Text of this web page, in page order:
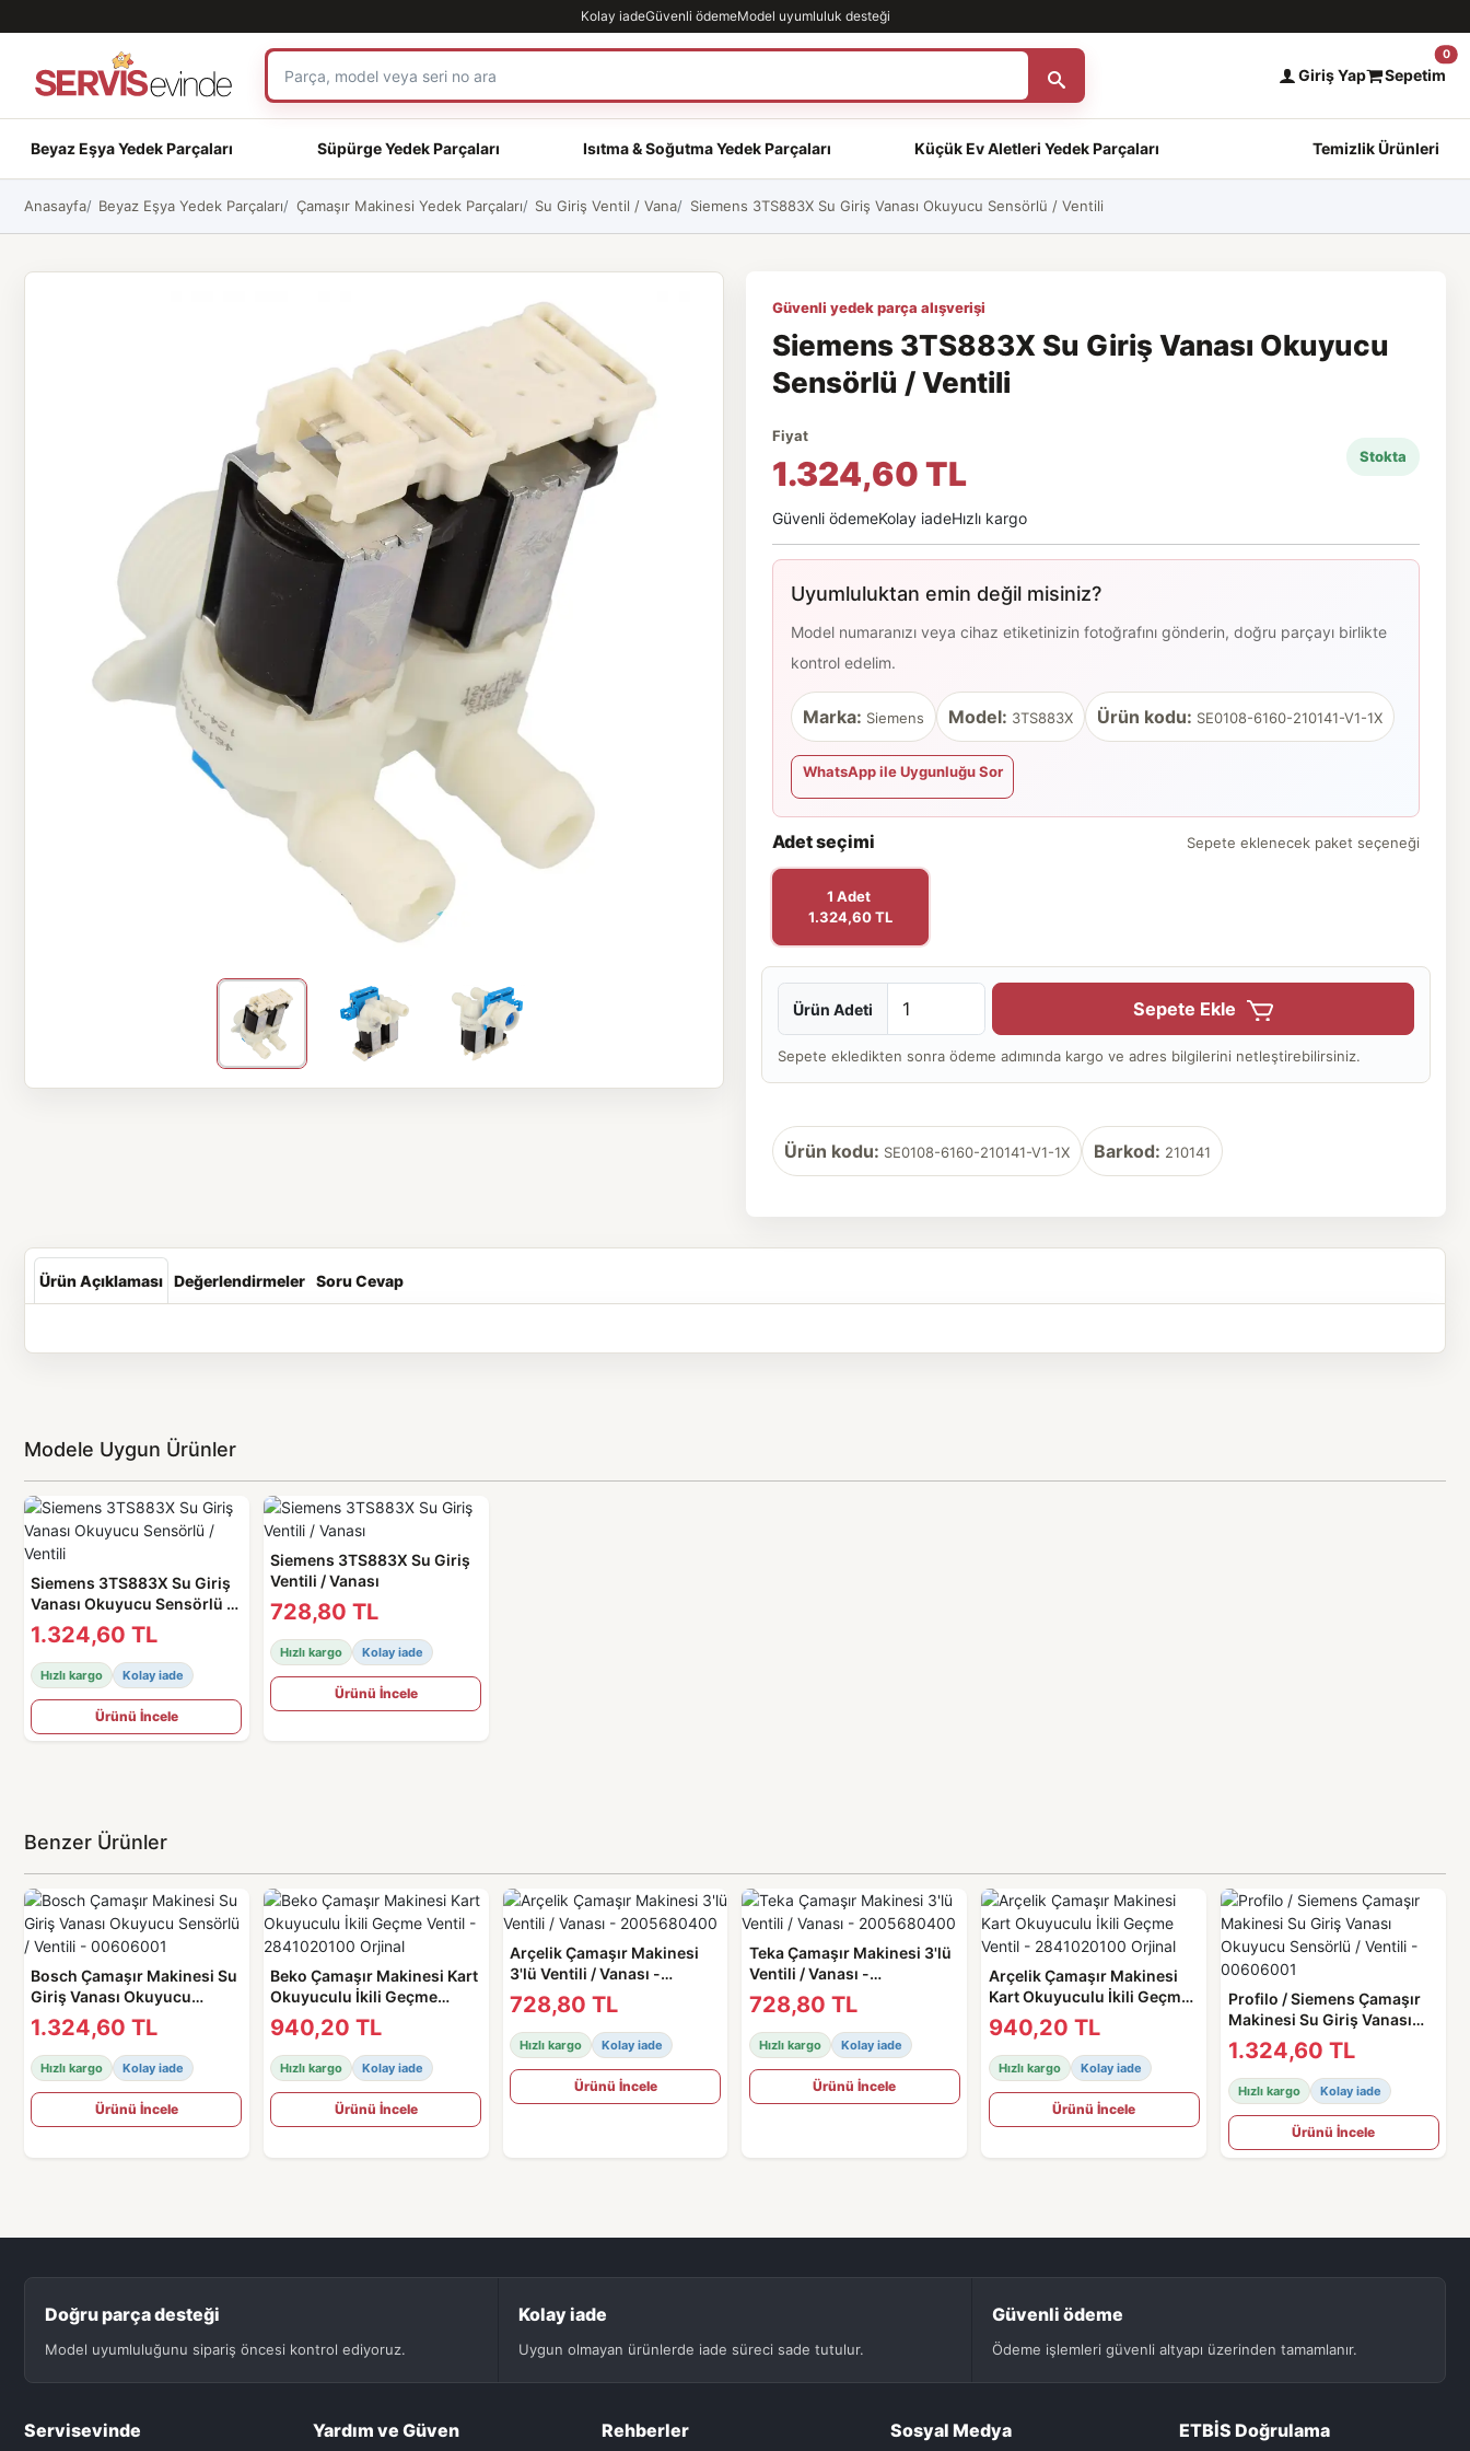
Kolay iadeGüvenli ödemeModel uyumluluk desteği
Giriş Yap Sepetim
0
Beyaz Eşya Yedek Parçaları Süpürge Yedek Parçaları Isıtma & Soğutma Yedek Parçaları Küçük Ev Aletleri Yedek Parçaları Temizlik Ürünleri
Anasayfa Beyaz Eşya Yedek Parçaları Çamaşır Makinesi Yedek Parçaları Su Giriş Ventil / Vana Siemens 3TS883X Su Giriş Vanası Okuyucu Sensörlü / Ventili
Güvenli yedek parça alışverişi
Siemens 3TS883X Su Giriş Vanası Okuyucu
Sensörlü / Ventili
Fiyat
1.324,60 TL Stokta
Güvenli ödemeKolay iadeHızlı kargo
Uyumluluktan emin değil misiniz?
Model numaranızı veya cihaz etiketinizin fotoğrafını gönderin, doğru parçayı birlikte
kontrol edelim.
Marka: Siemens Model: 3TS883X Ürün kodu: SE0108-6160-210141-V1-1X
WhatsApp ile Uygunluğu Sor
Adet seçimi Sepete eklenecek paket seçeneği
1 Adet
1.324,60 TL
Ürün Adeti Sepete Ekle
Sepete ekledikten sonra ödeme adımında kargo ve adres bilgilerini netleştirebilirsiniz.
Ürün kodu: SE0108-6160-210141-V1-1X Barkod: 210141
Ürün Açıklaması Değerlendirmeler Soru Cevap
Modele Uygun Ürünler
Siemens 3TS883X Su Giriş
Vanası Okuyucu Sensörlü /
Ventili
1.324,60 TL
Hızlı kargo Kolay iade
Ürünü İncele
Siemens 3TS883X Su Giriş
Ventili / Vanası
728,80 TL
Hızlı kargo Kolay iade
Ürünü İncele
Benzer Ürünler
Bosch Çamaşır Makinesi Su
Giriş Vanası Okuyucu
Sensörlü / Ventili -
00606001
1.324,60 TL
Hızlı kargo Kolay iade
Ürünü İncele
Beko Çamaşır Makinesi Kart
Okuyuculu İkili Geçme
Ventil - 2841020100 Orjinal
940,20 TL
Hızlı kargo Kolay iade
Ürünü İncele
Arçelik Çamaşır Makinesi
3'lü Ventili / Vanası -
2005680400
728,80 TL
Hızlı kargo Kolay iade
Ürünü İncele
Teka Çamaşır Makinesi 3'lü
Ventili / Vanası -
2005680400
728,80 TL
Hızlı kargo Kolay iade
Ürünü İncele
Arçelik Çamaşır Makinesi
Kart Okuyuculu İkili Geçme
Ventil - 2841020100 Orjinal
940,20 TL
Hızlı kargo Kolay iade
Ürünü İncele
Profilo / Siemens Çamaşır
Makinesi Su Giriş Vanası
Okuyucu Sensörlü / Ventili -
00606001
1.324,60 TL
Hızlı kargo Kolay iade
Ürünü İncele
Doğru parça desteği
Model uyumluluğunu sipariş öncesi kontrol ediyoruz.
Kolay iade
Uygun olmayan ürünlerde iade süreci sade tutulur.
Güvenli ödeme
Ödeme işlemleri güvenli altyapı üzerinden tamamlanır.
Servisevinde Yardım ve Güven Rehberler Sosyal Medya ETBİS Doğrulama